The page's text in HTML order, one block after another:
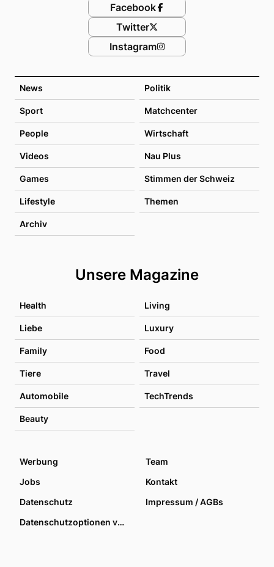
News Politik
Sport Matchcenter
People Wirtschaft
Videos Nau Plus
Games Stimmen der Schweiz
Lifestyle Themen
Archiv
Unsere Magazine
Health Living
Liebe Luxury
Family Food
Tiere Travel
Automobile TechTrends
Beauty
Facebook
Twitter
Instagram
Werbung
Team
Jobs
Kontakt
Datenschutz
Impressum / AGBs
Datenschutzoptionen verwalten